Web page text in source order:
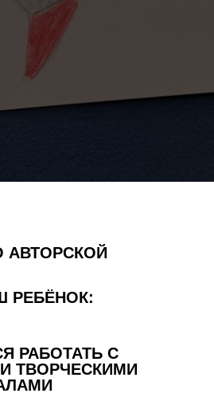
АВТОРСКОЙ
РЕБЁНОК:
РАБОТАТЬ С
ТВОРЧЕСКИМИ